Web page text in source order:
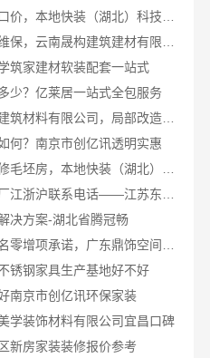
筑家建材软装配套一站式
少？亿莱居一站式全包服务
海南万赢饰家新型建筑材料有限公司，局部改造居室报价明细
何？南京市创亿讯透明实惠
决方案-湖北省腾冠畅
锈钢家具生产基地好不好
南京市创亿讯环保家装
学装饰材料有限公司宜昌口碑
新房家装装修报价参考